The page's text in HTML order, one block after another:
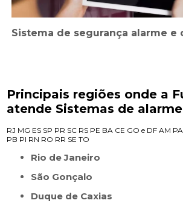
Sistema de segurança alarme e
Principais regiões onde a
atende Sistemas de
RJ MG ES SP PR SC RS PE BA CE GO e DF AM PA
PB PI RN RO RR SE TO
Rio de Janeiro
São Gonçalo
Duque de Caxias